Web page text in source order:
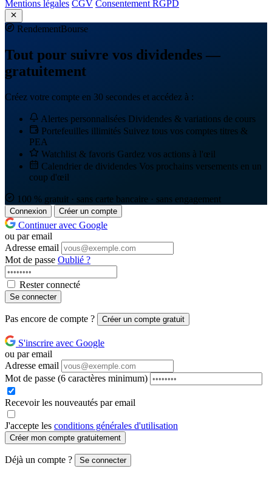
Mentions légales CGV Consentement RGPD
RendementBourse
Tout pour suivre vos dividendes —
gratuitement
Créez votre compte en 30 secondes et accédez à :
Alertes personnalisées Dividendes & variations de cours
Portefeuilles illimités Suivez tous vos comptes titres &
PEA
Watchlist & favoris Gardez vos actions à l'œil
Calendrier de dividendes Vos prochains versements en un
coup d'œil
100 % gratuit · sans carte bancaire · sans engagement
Connexion Créer un compte
Continuer avec Google
ou par email
Adresse email
Mot de passe Oublié ?
Rester connecté
Se connecter
Pas encore de compte ? Créer un compte gratuit
S'inscrire avec Google
ou par email
Adresse email
Mot de passe (6 caractères minimum)
Recevoir les nouveautés par email
J'accepte les conditions générales d'utilisation
Créer mon compte gratuitement
Déjà un compte ? Se connecter